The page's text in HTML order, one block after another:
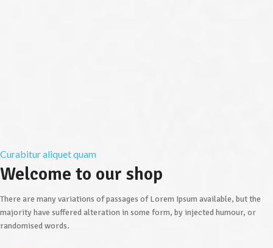
Curabitur aliquet quam
Welcome to our shop
There are many variations of passages of Lorem Ipsum available, but the
majority have suffered alteration in some form, by injected humour, or
randomised words.